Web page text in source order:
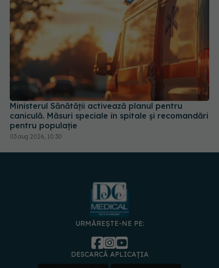
Ministerul Sănătății activează planul pentru
caniculă. Măsuri speciale în spitale și recomandări
pentru populație
03 aug 2026, 10:30
URMĂREȘTE-NE PE:
DESCARCĂ APLICAȚIA